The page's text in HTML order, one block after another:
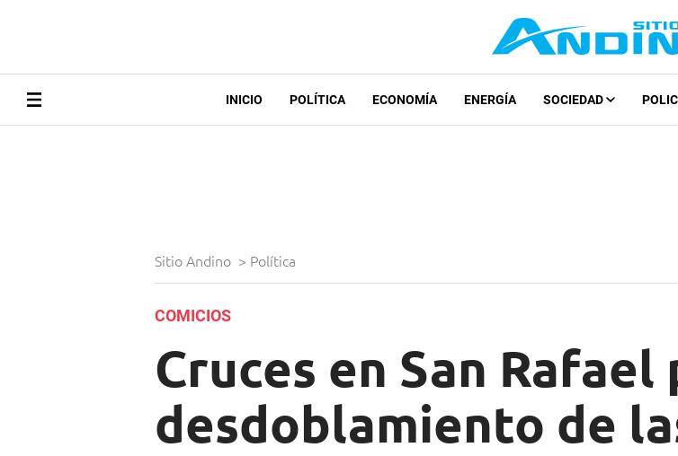
INICIO POLÍTICA ECONOMÍA ENERGÍA SOCIEDAD
Sitio Andino > Política
COMICIOS
Cruces en San
desdoblamiento de